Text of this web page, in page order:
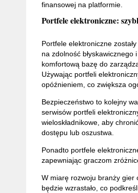
finansowej na platformie.
Portfele elektroniczne:
Portfele elektroniczne
na zdolność
komfortową bazę do
Używając portfeli
opóźnieniem, co zwiększa
Bezpieczeństwo to kolejny
serwisów portfeli
wieloskładnikowe, aby
dostępu lub oszustwa.
Ponadto portfele
zapewniając graczom
W miarę rozwoju branży gier
będzie wzrastało, co